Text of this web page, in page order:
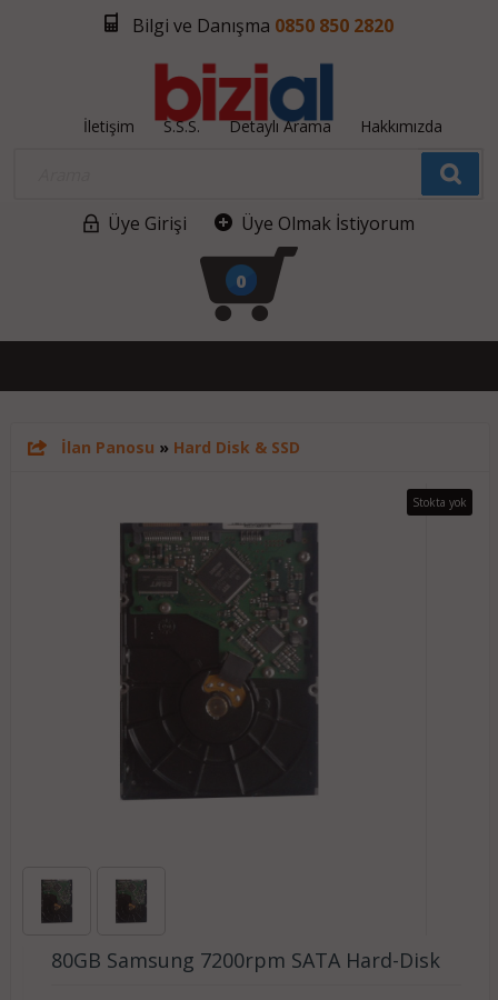
Bilgi ve Danışma 0850 850 2820
İletişim S.S.S. Detaylı Arama Hakkımızda
Üye Girişi Üye Olmak İstiyorum
0
İlan Panosu » Hard Disk & SSD
Stokta yok
80GB Samsung 7200rpm SATA Hard-Disk